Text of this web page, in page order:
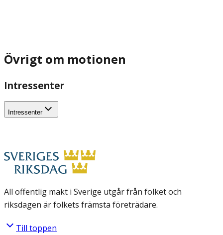
Övrigt om motionen
Intressenter
Intressenter
All offentlig makt i Sverige utgår från folket och
riksdagen är folkets främsta företrädare.
Till toppen